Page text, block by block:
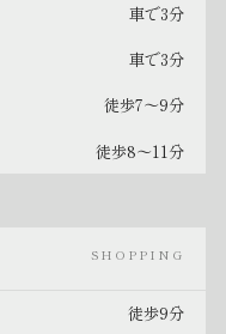
SHOPPING
徒歩9分
車で3分
車で3分
徒歩7〜9分
徒歩8〜11分